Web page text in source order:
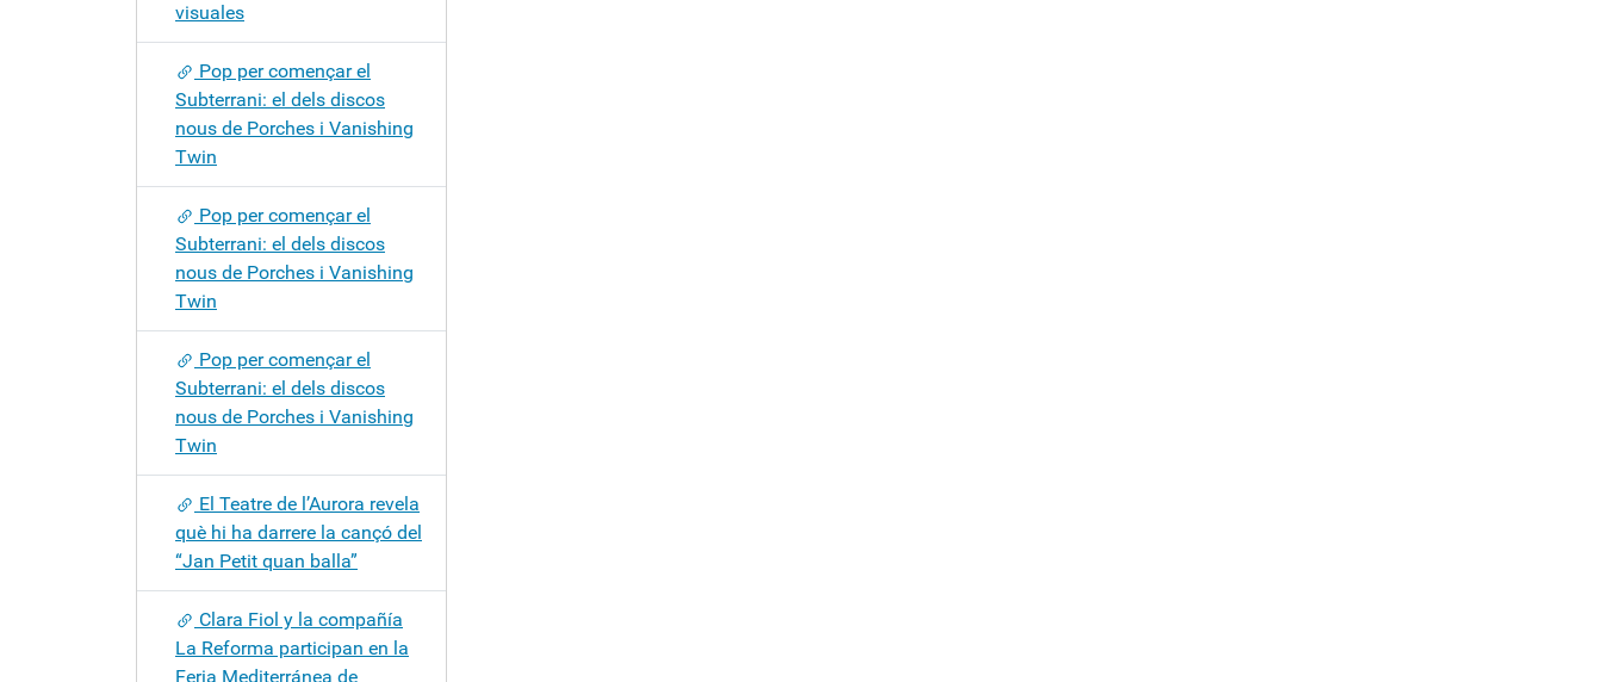
visuales
Pop per començar el
Subterrani: el dels discos
nous de Porches i Vanishing
Twin
Pop per començar el
Subterrani: el dels discos
nous de Porches i Vanishing
Twin
Pop per començar el
Subterrani: el dels discos
nous de Porches i Vanishing
Twin
El Teatre de l’Aurora revela
què hi ha darrere la cançó del
“Jan Petit quan balla”
Clara Fiol y la compañía
La Reforma participan en la
Feria Mediterránea de